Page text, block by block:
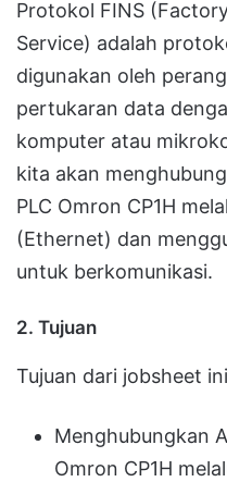
Protokol FINS
Service) adalah
digunakan oleh
pertukaran data
komputer atau
kita akan
PLC Omron CP1H
(Ethernet) dan
untuk berkomunikasi.
2. Tujuan
Tujuan dari jobsheet
Menghubungkan
Omron CP1H